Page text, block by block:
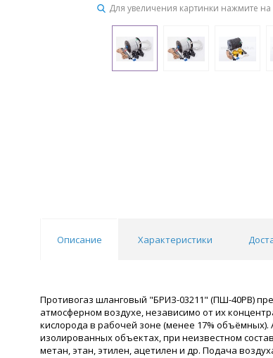
Для увеличения картинки нажмите
Описание Характеристики
Противогаз шланговый "БРИЗ-03211" (ПШ-40РВ)
атмосферном воздухе, независимо от их
кислорода в рабочей зоне (менее 17%
изолированных объектах, при неизвестном
метан, этан, этилен, ацетилен и др. Подача